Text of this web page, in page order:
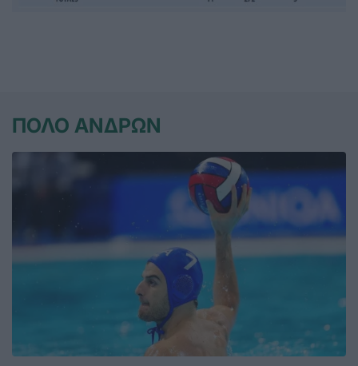
ΠΟΛΟ ΑΝΔΡΩΝ